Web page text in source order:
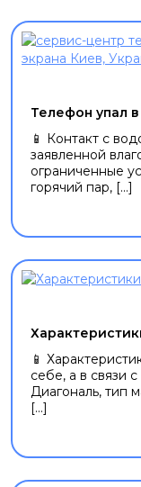
Телефон упал
📱 Контакт с
заявленной
ограниченные
горячий пар, [...]
📱
себе, а в связи
Диагональ, тип
[...]